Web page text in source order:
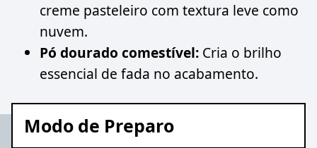
creme pasteleiro com textura leve como
nuvem.
Pó dourado comestível: Cria o brilho
essencial de fada no acabamento.
Modo de Preparo